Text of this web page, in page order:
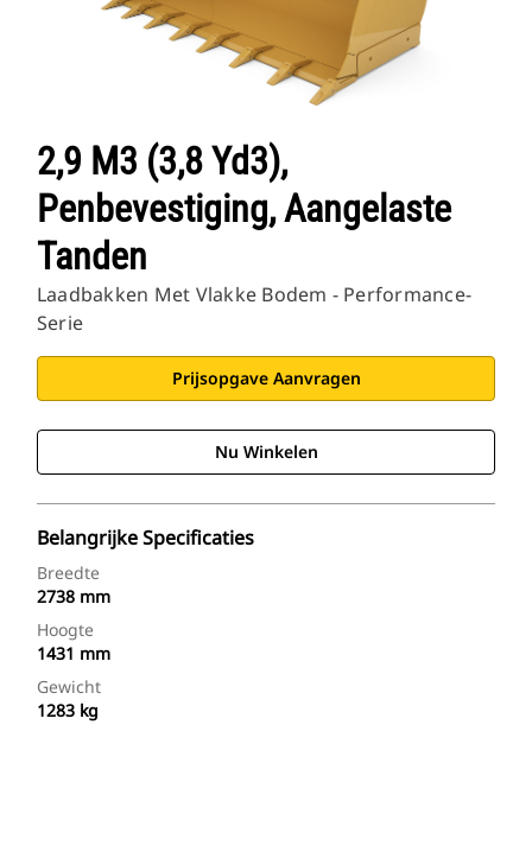
2,9 M3 (3,8 Yd3),
Penbevestiging, Aangelaste
Tanden
Laadbakken Met Vlakke Bodem - Performance-
Serie
Prijsopgave Aanvragen
Nu Winkelen
Belangrijke Specificaties
Breedte
2738 mm
Hoogte
1431 mm
Gewicht
1283 kg